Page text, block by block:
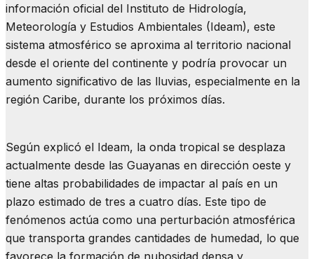
información oficial del Instituto de Hidrología,
Meteorología y Estudios Ambientales (Ideam), este
sistema atmosférico se aproxima al territorio nacional
desde el oriente del continente y podría provocar un
aumento significativo de las lluvias, especialmente en la
región Caribe, durante los próximos días.
Según explicó el Ideam, la onda tropical se desplaza
actualmente desde las Guayanas en dirección oeste y
tiene altas probabilidades de impactar al país en un
plazo estimado de tres a cuatro días. Este tipo de
fenómenos actúa como una perturbación atmosférica
que transporta grandes cantidades de humedad, lo que
favorece la formación de nubosidad densa y